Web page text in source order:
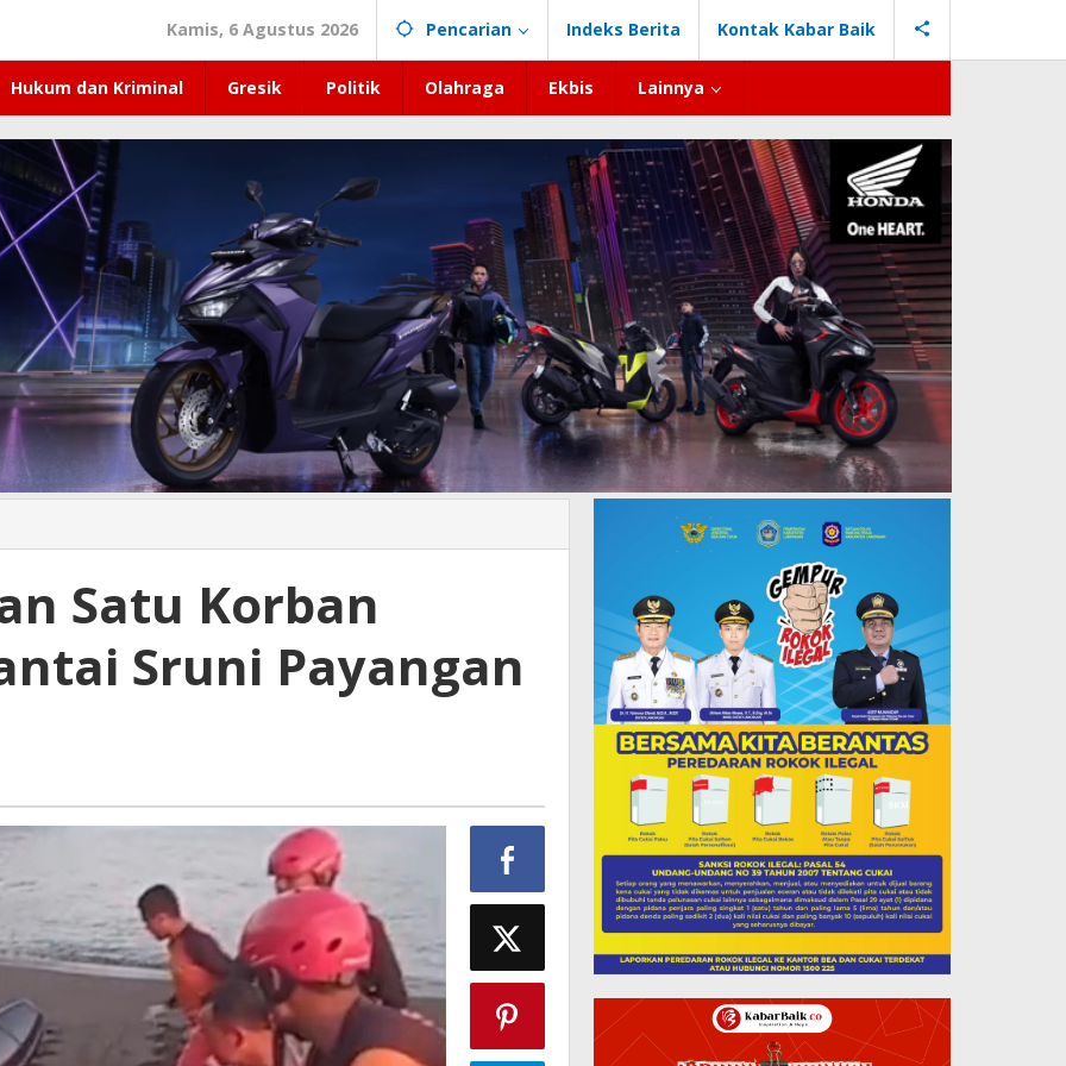
Kamis, 6 Agustus 2026 Pencarian Indeks Berita Kontak Kabar Baik
Hukum dan Kriminal Gresik Politik Olahraga Ekbis Lainnya
Satu Korban
Sruni Payangan